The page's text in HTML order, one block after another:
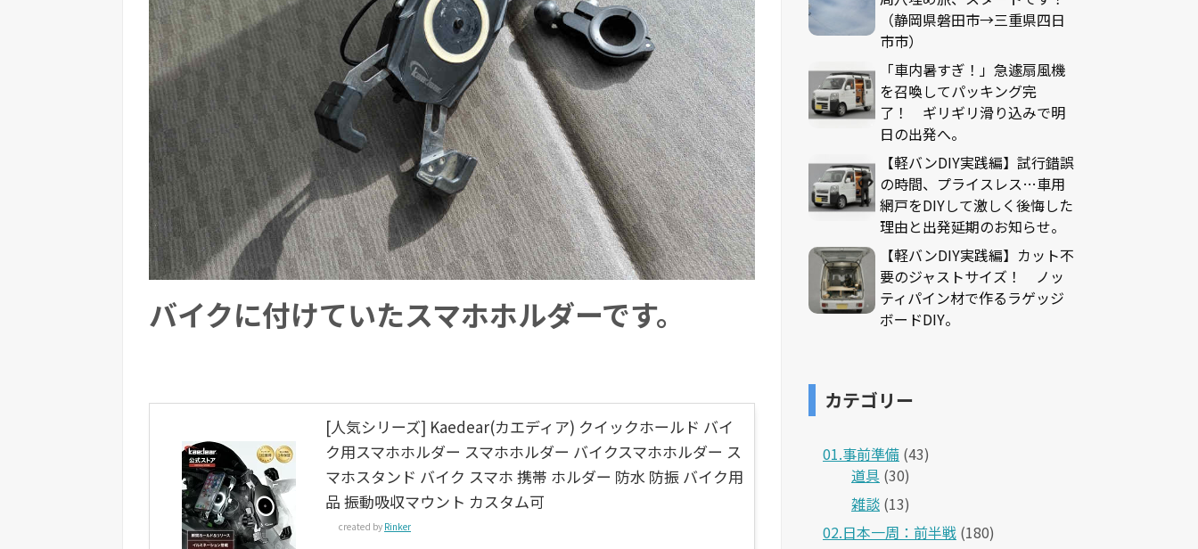
バイクに付けていたスマホホルダーです。
[人気シリーズ] Kaedear(カエディア) クイックホールド バイ
ク用スマホホルダー スマホホルダー バイクスマホホルダー ス
マホスタンド バイク スマホ 携帯 ホルダー 防水 防振 バイク用
品 振動吸収マウント カスタム可
created by Rinker
（静岡県磐田市→三重県四日
市市）
「車内暑すぎ！」急遽扇風機
を召喚してパッキング完
了！ ギリギリ滑り込みで明
日の出発へ。
【軽バンDIY実践編】試行錯誤
の時間、プライスレス…車用
網戸をDIYして激しく後悔した
理由と出発延期のお知らせ。
【軽バンDIY実践編】カット不
要のジャストサイズ！ ノッ
ティパイン材で作るラゲッジ
ボードDIY。
カテゴリー
01.事前準備 (43)
道具 (30)
雑談 (13)
02.日本一周：前半戦 (180)